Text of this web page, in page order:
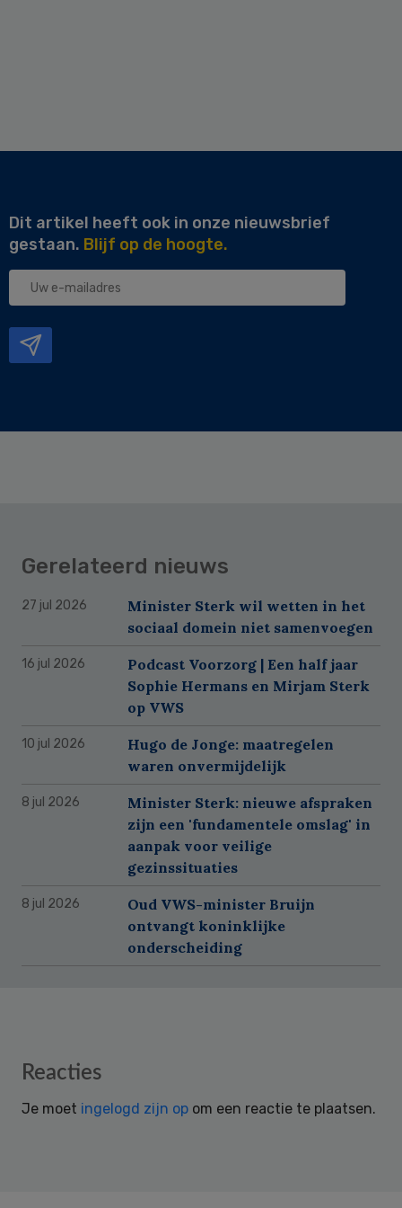
Dit artikel heeft ook in onze nieuwsbrief
gestaan. Blijf op de hoogte.
Uw
Gerelateerd nieuws
27 jul 2026
Minister Sterk wil wetten in het
sociaal domein niet samenvoegen
16 jul 2026
Podcast Voorzorg | Een half jaar
Sophie Hermans en Mirjam Sterk
op VWS
10 jul 2026
Hugo de Jonge: maatregelen
waren onvermijdelijk
8 jul 2026
Minister Sterk: nieuwe afspraken
zijn een 'fundamentele omslag' in
aanpak voor veilige
gezinssituaties
8 jul 2026
Oud VWS-minister Bruijn
ontvangt koninklijke
onderscheiding
Reader
Reacties
Je moet ingelogd zijn op om een reactie te plaatsen.